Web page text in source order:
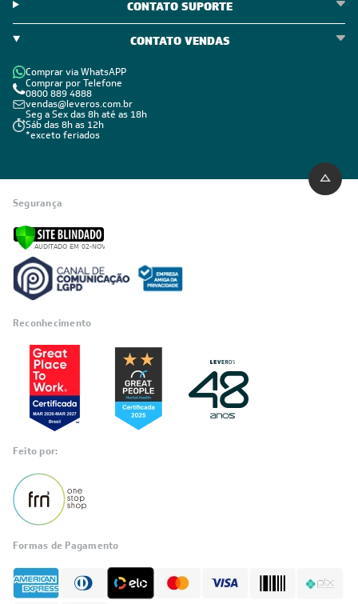
CONTATO SUPORTE
CONTATO VENDAS
Comprar via WhatsAPP
Comprar por Telefone
0800 889 4888
vendas@leveros.com.br
Seg a Sex das 8h até as 18h
Sáb das 8h as 12h
*exceto feriados
Segurança
Reconhecimento
Feito por:
Formas de Pagamento
Fale com a LIA